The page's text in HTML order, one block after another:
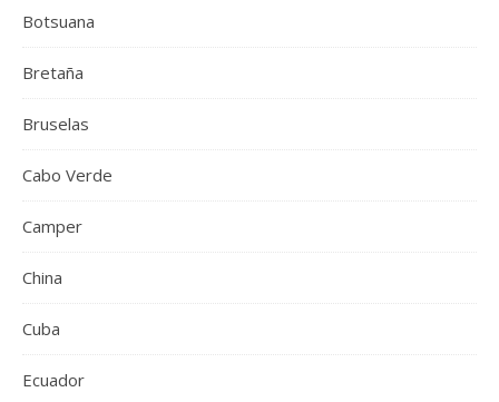
Botsuana
Bretaña
Bruselas
Cabo Verde
Camper
China
Cuba
Ecuador